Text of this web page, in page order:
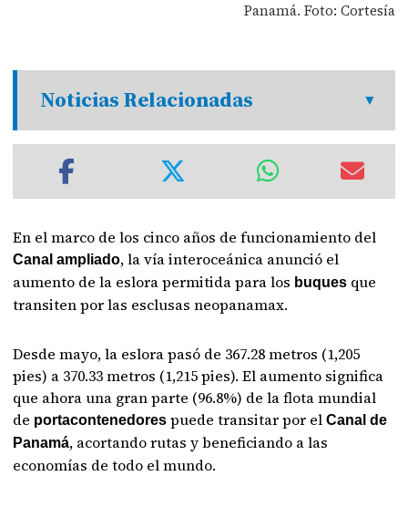
Panamá. Foto: Cortesía
Noticias Relacionadas
En el marco de los cinco años de funcionamiento del
Canal ampliado, la vía interoceánica anunció el
aumento de la eslora permitida para los buques que
transiten por las esclusas neopanamax.
Desde mayo, la eslora pasó de 367.28 metros (1,205
pies) a 370.33 metros (1,215 pies). El aumento significa
que ahora una gran parte (96.8%) de la flota mundial
de portacontenedores puede transitar por elCanal de
Panamá, acortando rutas y beneficiando a las
economías de todo el mundo.